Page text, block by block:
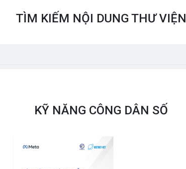
TÌM KIẾM NỘI DUNG THƯ VIỆN
KỸ NĂNG CÔNG DÂN SỐ